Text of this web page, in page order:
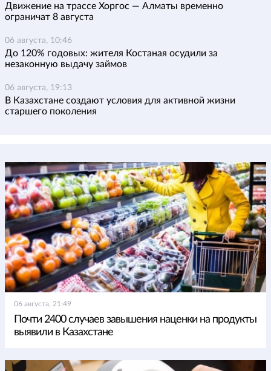
Движение на трассе Хоргос — Алматы временно
ограничат 8 августа
06 августа, 10:46
До 120% годовых: жителя Костаная осудили за
незаконную выдачу займов
06 августа, 19:13
В Казахстане создают условия для активной жизни
старшего поколения
06 августа, 21:49
Почти 2400 случаев завышения наценки на продукты
выявили в Казахстане